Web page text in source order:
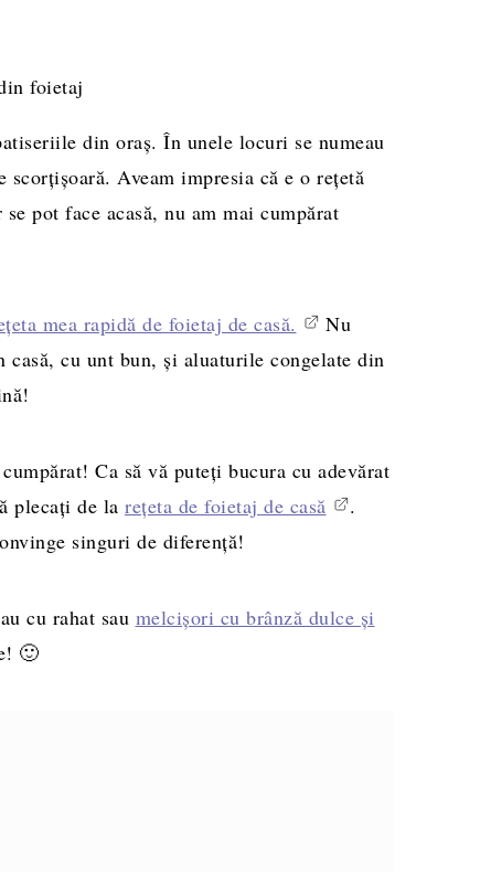
din oraș. În unele locuri se numeau
scorțișoară. Aveam impresia că e o rețetă
pot face acasă, nu am mai cumpărat
mea rapidă de foietaj de casă.
Nu
cu unt bun, și aluaturile congelate din
Ca să vă puteți bucura cu adevărat
plecați de la rețeta de foietaj de casă
.
singuri de diferență!
cu rahat sau melcișori cu brânză dulce și
🙂